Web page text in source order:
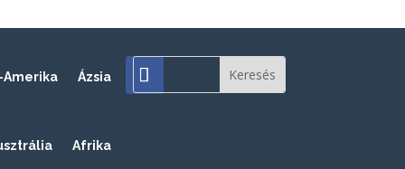
Amerika Ázsia
Afrika